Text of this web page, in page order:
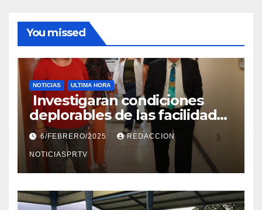
You missed
NOTICIAS ULTIMA HORA
Investigaran condiciones
deplorables de las facilidades
el Departamento de la Salud
en Mayagüez
6/FEBRERO/2025 REDACCION
NOTICIASPRTV